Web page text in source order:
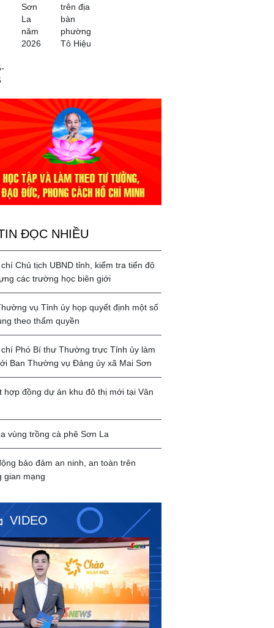
Sơn
La
năm
2026
trên địa
bàn
phường
Tô Hiệu
ĐỌC NHIỀU
Chủ tịch UBND tỉnh, kiểm tra tiến độ
các trường học biên giới
vụ Tỉnh ủy họp quyết định một số
theo thẩm quyền
Phó Bí thư Thường trực Tỉnh ủy làm
Ban Thường vụ Đảng ủy xã Mai Sơn
hợp đồng dự án khu đô thị mới tại Vân
vùng trồng cà phê Sơn La
bảo đảm an ninh, an toàn trên
gian mạng
VIDEO
Chào ngày mới 4/8/2026